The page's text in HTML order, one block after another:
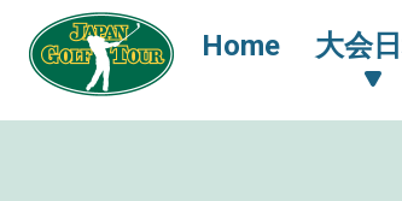
Home 大会